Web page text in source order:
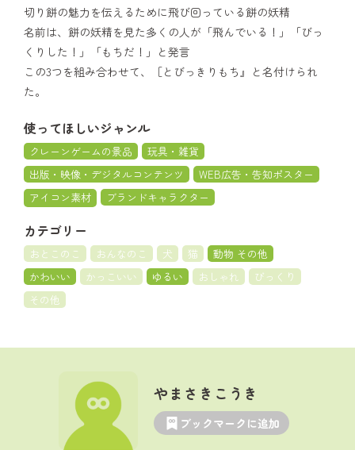
切り餅の魅力を伝えるために飛び回っている餅の妖精
名前は、餅の妖精を見た多くの人が「飛んでいる！」「びっ
くりした！」「もちだ！」と発言
この3つを組み合わせて、［とびっきりもち』と名付けられ
た。
使ってほしいジャンル
クレーンゲームの景品
玩具・雑貨
出版・映像・デジタルコンテンツ
WEB広告・告知ポスター
アイコン素材
ブランドキャラクター
カテゴリー
おとこのこ おんなのこ 犬 猫
動物 その他
かわいい
かっこいい ゆるい おしゃれ
びっくり
その他
やまさきこうき
ブックマークに追加